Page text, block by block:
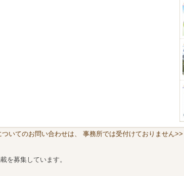
いてのお問い合わせは、 事務所では受付けておりません>>
を募集しています。